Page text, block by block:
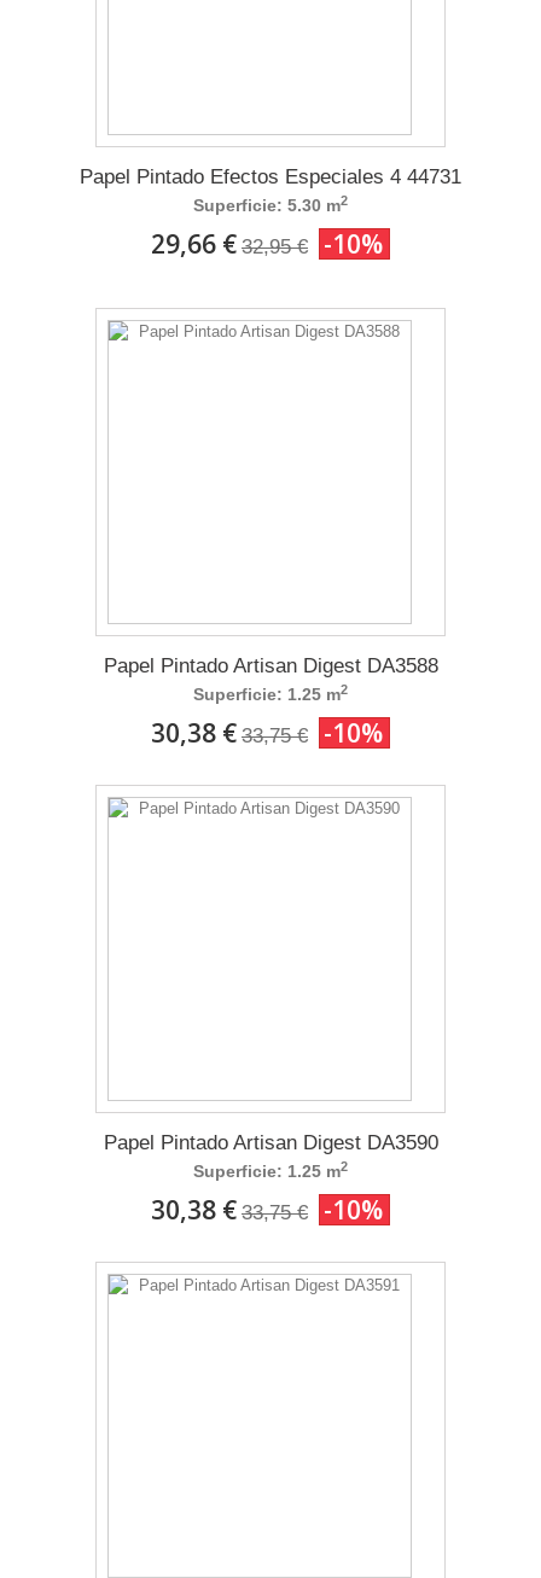
Papel Pintado Efectos Especiales 4 44731
Superficie: 5.30 m2
29,66 € 32,95 € -10%
Papel Pintado Artisan Digest DA3588
Superficie: 1.25 m2
30,38 € 33,75 € -10%
Papel Pintado Artisan Digest DA3590
Superficie: 1.25 m2
30,38 € 33,75 € -10%